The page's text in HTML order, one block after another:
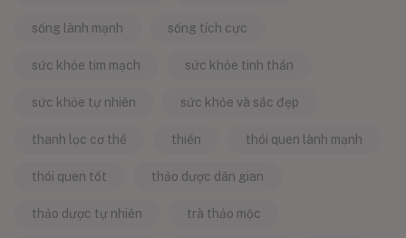
sống lành mạnh sống tích cực
sức khỏe tim mạch sức khỏe tinh thần
sức khỏe tự nhiên sức khỏe và sắc đẹp
thanh lọc cơ thể thiền thói quen lành mạnh
thói quen tốt thảo dược dân gian
thảo dược tự nhiên trà thảo mộc